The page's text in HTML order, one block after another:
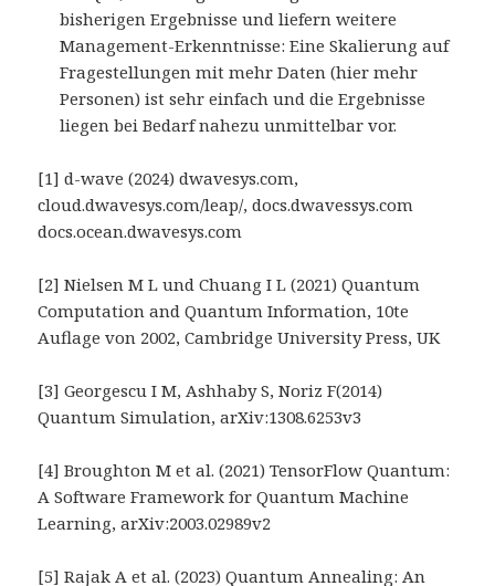
bisherigen Ergebnisse und liefern weitere
Management-Erkenntnisse: Eine Skalierung auf
Fragestellungen mit mehr Daten (hier mehr
Personen) ist sehr einfach und die Ergebnisse
liegen bei Bedarf nahezu unmittelbar vor.
[1] d-wave (2024) dwavesys.com,
cloud.dwavesys.com/leap/, docs.dwavessys.com
docs.ocean.dwavesys.com
[2] Nielsen M L und Chuang I L (2021) Quantum
Computation and Quantum Information, 10te
Auflage von 2002, Cambridge University Press, UK
[3] Georgescu I M, Ashhaby S, Noriz F(2014)
Quantum Simulation, arXiv:1308.6253v3
[4] Broughton M et al. (2021) TensorFlow Quantum:
A Software Framework for Quantum Machine
Learning, arXiv:2003.02989v2
[5] Rajak A et al. (2023) Quantum Annealing: An